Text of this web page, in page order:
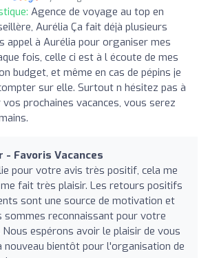
Agence de voyage au top en
Aurélia Ça fait déjà plusieurs
appel à Aurélia pour organiser mes
fois, celle ci est à l écoute de mes
budget, et même en cas de pépins je
sur elle. Surtout n hésitez pas à
prochaines vacances, vous serez
- Favoris Vacances
pour votre avis très positif, cela me
fait très plaisir. Les retours positifs
sont une source de motivation et
sommes reconnaissant pour votre
Nous espérons avoir le plaisir de vous
nouveau bientôt pour l'organisation de